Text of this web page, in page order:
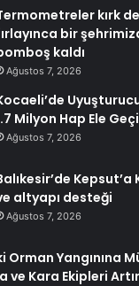
kırk
bir
kaldı
Ağustos 7, 2026
Milyon Hap Ele
Ağustos 7, 2026
altyapı desteği
Ağustos 7, 2026
Orman Yangınına
Kara Ekipleri